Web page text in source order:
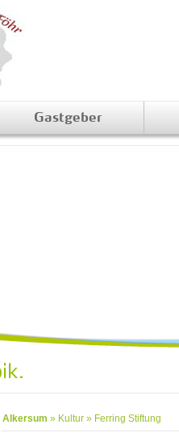
Gastgeber
Alkersum » Kultur » Ferring Stiftung